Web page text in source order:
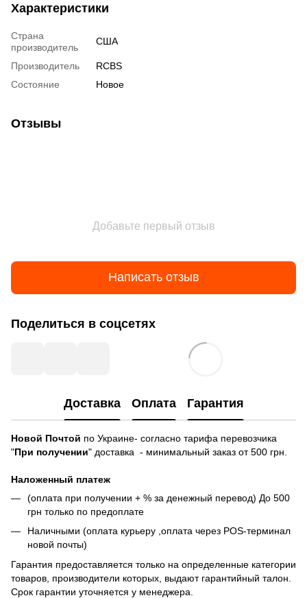
Характеристики
Страна
производитель
США
Производитель
RCBS
Состояние
Новое
Отзывы
Добавьте первый отзыв
Написать отзыв
Поделиться в соцсетях
Доставка Оплата Гарантия
Новой Почтой по Украине- согласно тарифа перевозчика
"При получении" доставка - минимальный заказ от 500 грн.
Наложенный платеж
(оплата при получении + % за денежный перевод) До 500
грн только по предоплате
Наличными (оплата курьеру ,оплата через POS-терминал
новой почты)
Гарантия предоставляется только на определенные категории
товаров, производители которых, выдают гарантийный талон.
Срок гарантии уточняется у менеджера.